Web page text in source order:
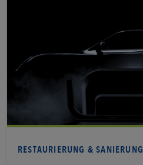
RESTAURIERUNG & SANIERUNG
Erfahren Sie mehr